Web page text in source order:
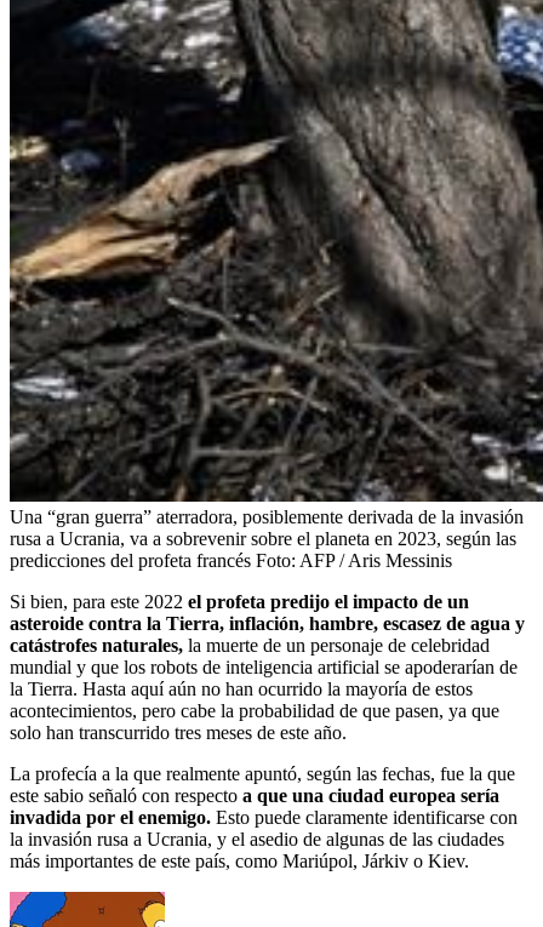
Una “gran guerra” aterradora, posiblemente derivada de la invasión
rusa a Ucrania, va a sobrevenir sobre el planeta en 2023, según las
predicciones del profeta francés Foto: AFP / Aris Messinis
Si bien, para este 2022 el profeta predijo el impacto de un
asteroide contra la Tierra, inflación, hambre, escasez de agua y
catástrofes naturales, la muerte de un personaje de celebridad
mundial y que los robots de inteligencia artificial se apoderarían de
la Tierra. Hasta aquí aún no han ocurrido la mayoría de estos
acontecimientos, pero cabe la probabilidad de que pasen, ya que
solo han transcurrido tres meses de este año.
La profecía a la que realmente apuntó, según las fechas, fue la que
este sabio señaló con respecto a que una ciudad europea sería
invadida por el enemigo. Esto puede claramente identificarse con
la invasión rusa a Ucrania, y el asedio de algunas de las ciudades
más importantes de este país, como Mariúpol, Járkiv o Kiev.